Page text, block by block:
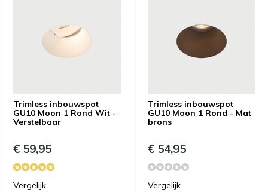
Trimless inbouwspot
GU10 Moon 1 Rond Wit -
Verstelbaar
€ 59,95
Vergelijk
Trimless inbouwspot
GU10 Moon 1 Rond - Mat
brons
€ 54,95
Vergelijk